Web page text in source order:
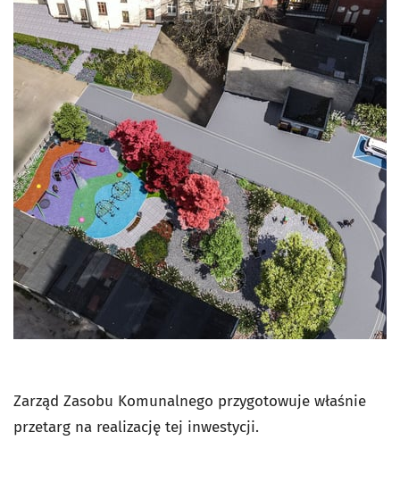
Zarząd Zasobu Komunalnego przygotowuje właśnie
przetarg na realizację tej inwestycji.